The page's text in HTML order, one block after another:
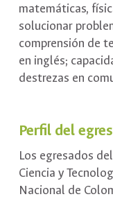
matemáticas,
solucionar
comprensión de
en inglés;
destrezas en
Perfil del
Los egresados
Ciencia y
Nacional de